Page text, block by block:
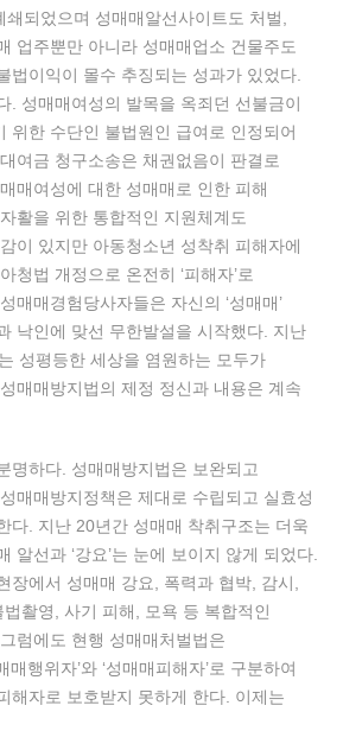
되었으며 성매매알선사이트도 처벌,
업주뿐만 아니라 성매매업소 건물주도
법이익이 몰수 추징되는 성과가 있었다.
. 성매매여성의 발목을 옥죄던 선불금이
위한 수단인 불법원인 급여로 인정되어
여금 청구소송은 채권없음이 판결로
매여성에 대한 성매매로 인한 피해
활을 위한 통합적인 지원체계도
이 있지만 아동청소년 성착취 피해자에
청법 개정으로 온전히 ‘피해자’로
매매경험당사자들은 자신의 ‘성매매’
낙인에 맞선 무한발설을 시작했다. 지난
성평등한 세상을 염원하는 모두가
매매방지법의 제정 정신과 내용은 계속
명하다. 성매매방지법은 보완되고
매매방지정책은 제대로 수립되고 실효성
다. 지난 20년간 성매매 착취구조는 더욱
알선과 ‘강요’는 눈에 보이지 않게 되었다.
장에서 성매매 강요, 폭력과 협박, 감시,
촬영, 사기 피해, 모욕 등 복합적인
럼에도 현행 성매매처벌법은
매행위자’와 ‘성매매피해자’로 구분하여
해자로 보호받지 못하게 한다. 이제는